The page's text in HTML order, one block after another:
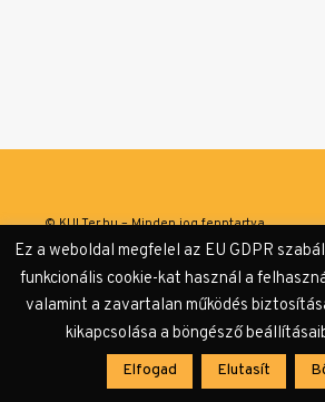
© KULTer.hu – Minden jog fenntartva
Adatvédelmi tájékoztató
Ez a weboldal megfelel az EU GDPR
funkcionális cookie-kat használ a
valamint a zavartalan működés
kikapcsolása a böngésző
Elfogad Elutasít